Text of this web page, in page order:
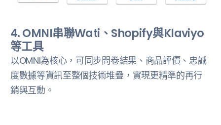
4. OMNI串聯Wati、Shopify與Klaviyo
等工具
‍以OMNI為核心，可同步問卷結果、商品評價、忠誠
度數據等資訊至整個技術堆疊，實現更精準的再行
銷與互動。